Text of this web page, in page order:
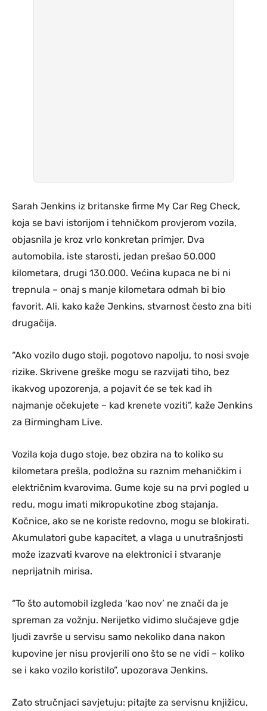
Sarah Jenkins iz britanske firme My Car Reg Check,
koja se bavi istorijom i tehničkom provjerom vozila,
objasnila je kroz vrlo konkretan primjer. Dva
automobila, iste starosti, jedan prešao 50.000
kilometara, drugi 130.000. Većina kupaca ne bi ni
trepnula – onaj s manje kilometara odmah bi bio
favorit. Ali, kako kaže Jenkins, stvarnost često zna biti
drugačija.
“Ako vozilo dugo stoji, pogotovo napolju, to nosi svoje
rizike. Skrivene greške mogu se razvijati tiho, bez
ikakvog upozorenja, a pojavit će se tek kad ih
najmanje očekujete – kad krenete voziti”, kaže Jenkins
za Birmingham Live.
Vozila koja dugo stoje, bez obzira na to koliko su
kilometara prešla, podložna su raznim mehaničkim i
električnim kvarovima. Gume koje su na prvi pogled u
redu, mogu imati mikropukotine zbog stajanja.
Kočnice, ako se ne koriste redovno, mogu se blokirati.
Akumulatori gube kapacitet, a vlaga u unutrašnjosti
može izazvati kvarove na elektronici i stvaranje
neprijatnih mirisa.
“To što automobil izgleda ‘kao nov’ ne znači da je
spreman za vožnju. Nerijetko vidimo slučajeve gdje
ljudi završe u servisu samo nekoliko dana nakon
kupovine jer nisu provjerili ono što se ne vidi – koliko
se i kako vozilo koristilo”, upozorava Jenkins.
Zato stručnjaci savjetuju: pitajte za servisnu knjižicu,